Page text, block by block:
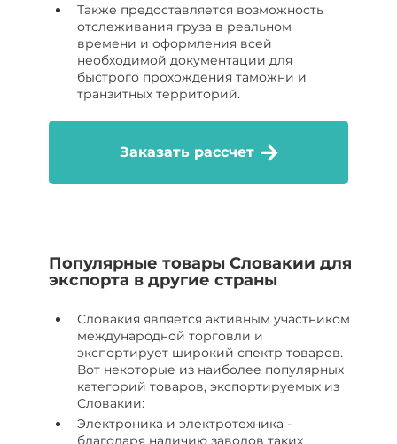
Также предоставляется возможность
отслеживания груза в реальном
времени и оформления всей
необходимой документации для
быстрого прохождения таможни и
транзитных территорий.
Заказать рассчет
Популярные товары Словакии для
экспорта в другие страны
Словакия является активным участником
международной торговли и
экспортирует широкий спектр товаров.
Вот некоторые из наиболее популярных
категорий товаров, экспортируемых из
Словакии:
Электроника и электротехника -
благодаря наличию заводов таких